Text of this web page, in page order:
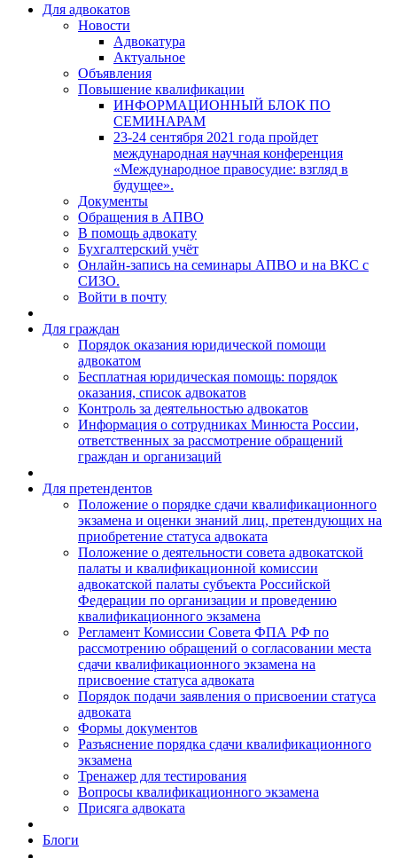
Для адвокатов
Новости
Адвокатура
Актуальное
Объявления
Повышение квалификации
ИНФОРМАЦИОННЫЙ БЛОК ПО
СЕМИНАРАМ
23-24 сентября 2021 года пройдет
международная научная конференция
«Международное правосудие: взгляд в
будущее».
Документы
Обращения в АПВО
В помощь адвокату
Бухгалтерский учёт
Онлайн-запись на семинары АПВО и на ВКС с
СИЗО.
Войти в почту
Для граждан
Порядок оказания юридической помощи
адвокатом
Бесплатная юридическая помощь: порядок
оказания, список адвокатов
Контроль за деятельностью адвокатов
Информация о сотрудниках Минюста России,
ответственных за рассмотрение обращений
граждан и организаций
Для претендентов
Положение о порядке сдачи квалификационного
экзамена и оценки знаний лиц, претендующих на
приобретение статуса адвоката
Положение о деятельности совета адвокатской
палаты и квалификационной комиссии
адвокатской палаты субъекта Российской
Федерации по организации и проведению
квалификационного экзамена
Регламент Комиссии Совета ФПА РФ по
рассмотрению обращений о согласовании места
сдачи квалификационного экзамена на
присвоение статуса адвоката
Порядок подачи заявления о присвоении статуса
адвоката
Формы документов
Разъяснение порядка сдачи квалификационного
экзамена
Тренажер для тестирования
Вопросы квалификационного экзамена
Присяга адвоката
Блоги